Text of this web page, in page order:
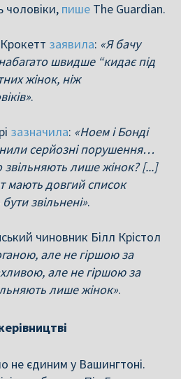
чоловіки, пише The Guardian.
заявила: «Я бачу
швидше “кидає під
жінок, ніж
.
зазначила: «Ноем і Бонді
серйозні порушення…
лише жінок? [...]
мають довгий список
звільнені».
чиновник Білл Крістол
але не гіршою за
але не гіршою за
лише жінок».
не єдиним у Вашингтоні.